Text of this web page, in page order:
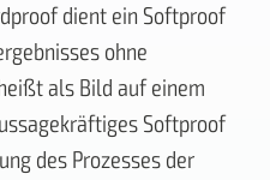
dient ein Softproof
ohne
als Bild auf einem
Softproof
des Prozesses der